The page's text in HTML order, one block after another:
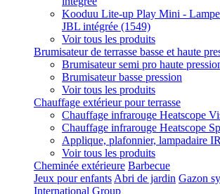
Kooduu Lite-up Play Mini -
JBL intégrée (1549)
Voir tous les produits
Brumisateur de terrasse basse et haute
Brumisateur semi pro haute
Brumisateur basse pression
Voir tous les produits
Chauffage extérieur pour terrasse
Chauffage infrarouge Heatscope
Chauffage infrarouge Heatscope
Applique, plafonnier, lampadaire IR
Voir tous les produits
Cheminée extérieure Barbecue
Jeux pour enfants Abri de jardin Gazon
International Group